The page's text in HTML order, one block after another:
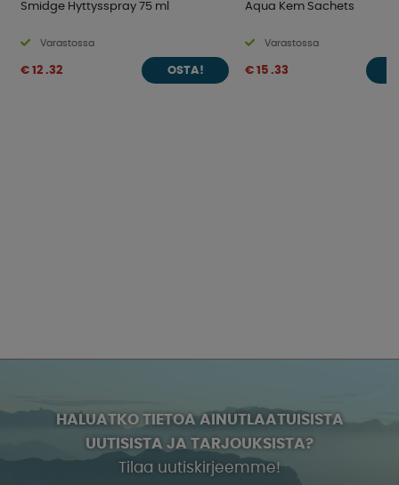
Smidge Hyttysspray 75 ml
Varastossa
€ 12 .32 OSTA!
Aqua Kem Sachets
Varastossa
€ 15 .33
HALUATKO TIETOA AINUTLAATUISISTA
UUTISISTA JA TARJOUKSISTA?
Tilaa uutiskirjeemme!